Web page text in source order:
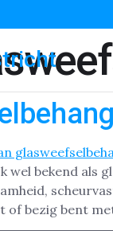
wel bekend als
of bezig bent